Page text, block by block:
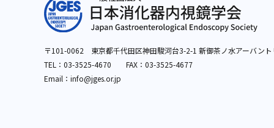
〒101-0062 東京都千代田区神田駿河台3-2-1 新御茶ノ水アーバン
TEL： 03-3525-4670 FAX：03-3525-4677
Email：info@jges.or.jp